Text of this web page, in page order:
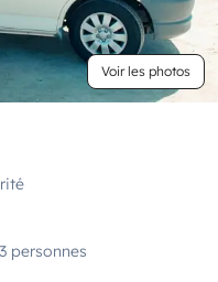
Voir les photos
personnes